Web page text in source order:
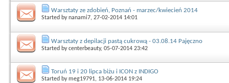
Warsztaty ze zdobień, Poznań - marzec/kwiecień 2014
Started bynanami7, 27-02-2014 14:01
Warsztaty z depilacji pastą cukrową - 03.08.14 Pajęczno
Started bycenterbeauty, 05-07-2014 23:42
Toruń 19 i 20 lipca biżu i ICON z INDIGO
Started bymeg19791, 13-06-2014 19:24